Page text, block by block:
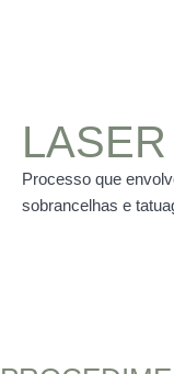
LASER
Processo que
sobrancelhas e